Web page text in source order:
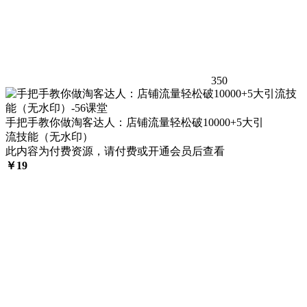
350
手把手教你做淘客达人：店铺流量轻松破10000+5大引
流技能（无水印）
此内容为付费资源，请付费或开通会员后查看
￥19